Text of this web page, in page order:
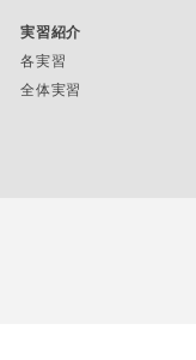
実習紹介
各実習
全体実習